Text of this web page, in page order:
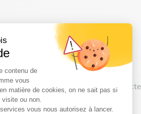
du Consentement :
contenu de
vous
matière de cookies, on ne sait pas si
ou non.
vous nous autorisez à lancer.
consent
Minalogic s’adressent à tous les
logiciel et les contenus et usages.